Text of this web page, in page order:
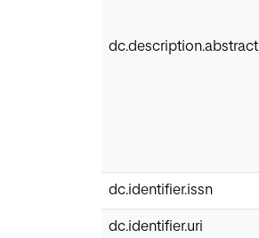
dc.description.abstract
dc.identifier.issn
dc.identifier.uri